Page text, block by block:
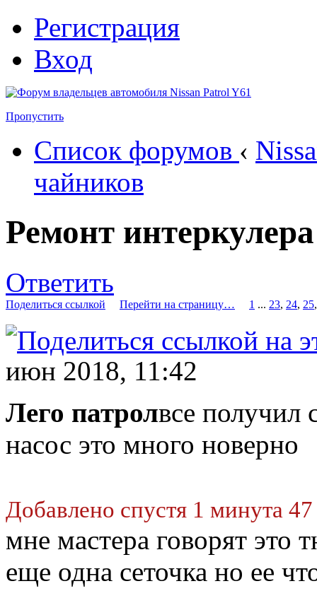
Регистрация
Вход
Пропустить
Список форумов ‹
чайников
Ремонт
Ответить
Поделиться ссылкой Перейти на страницу… 1 ... 23, 24, 25
июн 2018, 11:42
Лего патролвсе получил
насос это много новерно
Добавлено спустя 1 минута
мне мастера говорят это
еще одна сеточка но ее